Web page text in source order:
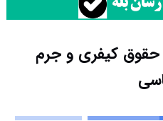
کیفری و جرم